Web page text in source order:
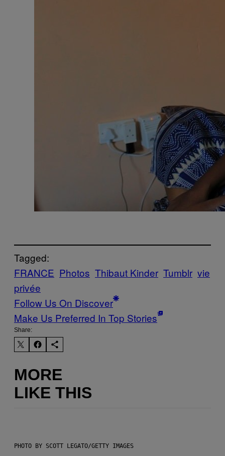
Tagged:
FRANCE Photos Thibaut Kinder Tumblr vie
privée
Follow Us On Discover
Make Us Preferred In Top Stories
Share:
MORE
LIKE THIS
PHOTO BY SCOTT LEGATO/GETTY IMAGES